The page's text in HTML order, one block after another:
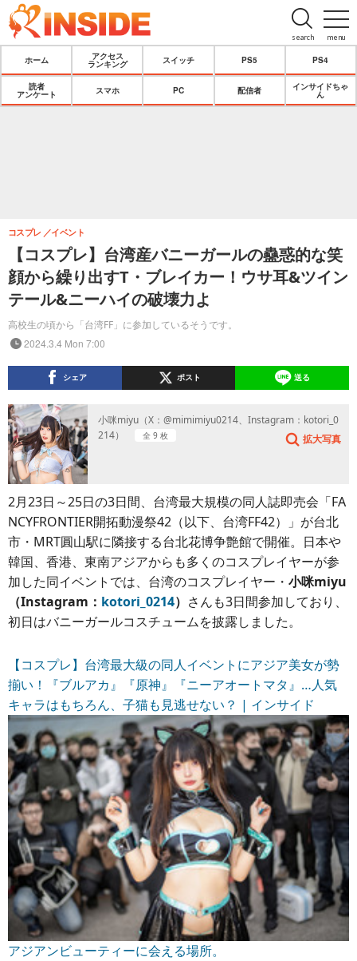
menu
search
ホーム
アクセス
ランキング
スイッチ PS5 PS4
読者
アンケート
スマホ PC 配信者
インサイドちゃ
ん
【コスプレ】台湾産バニーガールの蠱惑的な笑
顔から繰り出すT・ブレイカー！ウサ耳&ツイン
テール&ニーハイの破壊力よ
高校生の頃から「台湾FF」に参加しているそうです。
コスプレ イベント
2024.3.4 Mon 7:00
シェア ポスト 送る
小咪miyu（X：@mimimiyu0214、Instagram：kotori_0
214）
全 9 枚 拡大写真
2月23日～25日の3日間、台湾最大規模の同人誌即売会「FA
NCYFRONTIER開拓動漫祭42（以下、台湾FF42）」が台北
市・MRT圓山駅に隣接する台北花博争艶館で開催。日本や
韓国、香港、東南アジアからも多くのコスプレイヤーが参
加した同イベントでは、台湾のコスプレイヤー・ 小咪miyu
（Instagram： kotori_0214） さんも3日間参加しており、
初日はバニーガールコスチュームを披露しました。
【コスプレ】台湾最大級の同人イベントにアジア美女が勢
揃い！『ブルアカ』『原神』『ニーアオートマタ』…人気
キャラはもちろん、子猫も見逃せない？ | インサイド
アジアンビューティーに会える場所。